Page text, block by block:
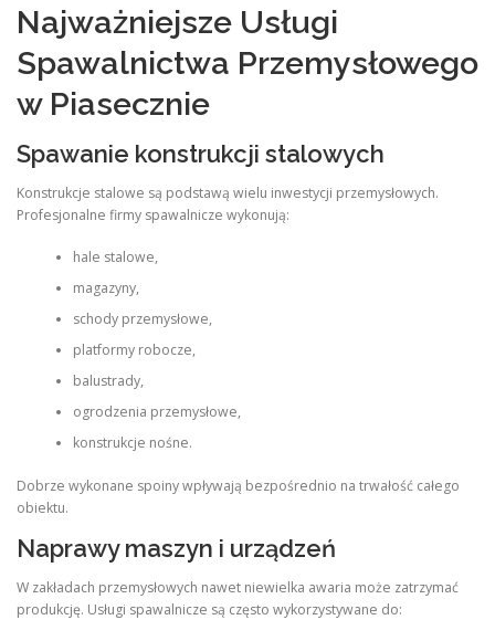
Najważniejsze Usługi
Spawalnictwa Przemysłowego
w Piasecznie
Spawanie konstrukcji stalowych
Konstrukcje stalowe są podstawą wielu inwestycji przemysłowych.
Profesjonalne firmy spawalnicze wykonują:
hale stalowe,
magazyny,
schody przemysłowe,
platformy robocze,
balustrady,
ogrodzenia przemysłowe,
konstrukcje nośne.
Dobrze wykonane spoiny wpływają bezpośrednio na trwałość całego
obiektu.
Naprawy maszyn i urządzeń
W zakładach przemysłowych nawet niewielka awaria może zatrzymać
produkcję. Usługi spawalnicze są często wykorzystywane do: